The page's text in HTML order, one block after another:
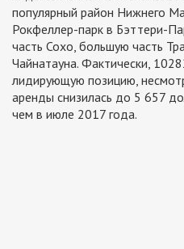
популярный район Нижнего
Рокфеллер-парк в Бэттери-
часть Сохо, большую часть
Чайнатауна. Фактически,
лидирующую позицию,
аренды снизилась до 5 657
чем в июле 2017 года.